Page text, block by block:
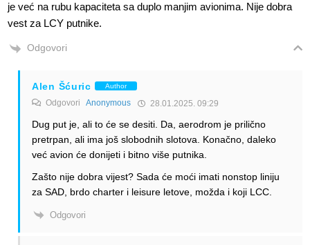
je već na rubu kapaciteta sa duplo manjim avionima. Nije dobra
vest za LCY putnike.
Odgovori
Alen Šćuric Author
Odgovori Anonymous 28.01.2025. 09:29
Dug put je, ali to će se desiti. Da, aerodrom je prilično
pretrpan, ali ima još slobodnih slotova. Konačno, daleko
već avion će donijeti i bitno više putnika.
Zašto nije dobra vijest? Sada će moći imati nonstop liniju
za SAD, brdo charter i leisure letove, možda i koji LCC.
Odgovori